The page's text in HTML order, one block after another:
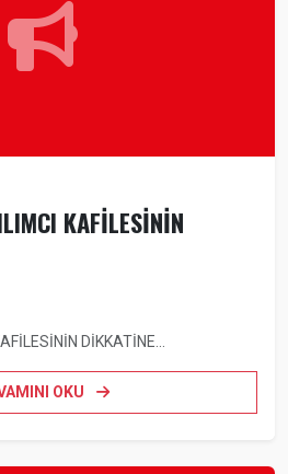
KAFİLESİNİN
DİKKATİNE...
OKU